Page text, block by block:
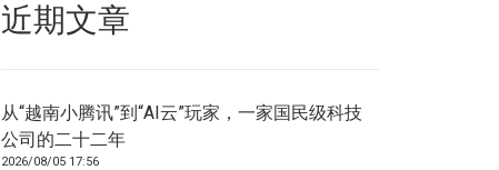
近期文章
从“越南小腾讯”到“AI云”玩家，一家国民级科技
公司的二十二年
2026/08/05 17:56